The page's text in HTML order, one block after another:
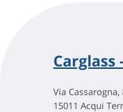
Carglass
Via Cassarogna,
15011 Acqui